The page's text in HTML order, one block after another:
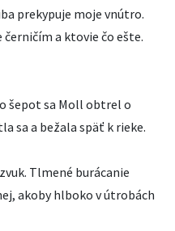
prekypuje moje vnútro.
a ktovie čo ešte.
šepot sa Moll obtrel o
sa a bežala späť k rieke.
Tlmené burácanie
akoby hlboko v útrobách